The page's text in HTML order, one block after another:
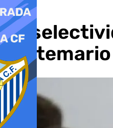
La
del temario